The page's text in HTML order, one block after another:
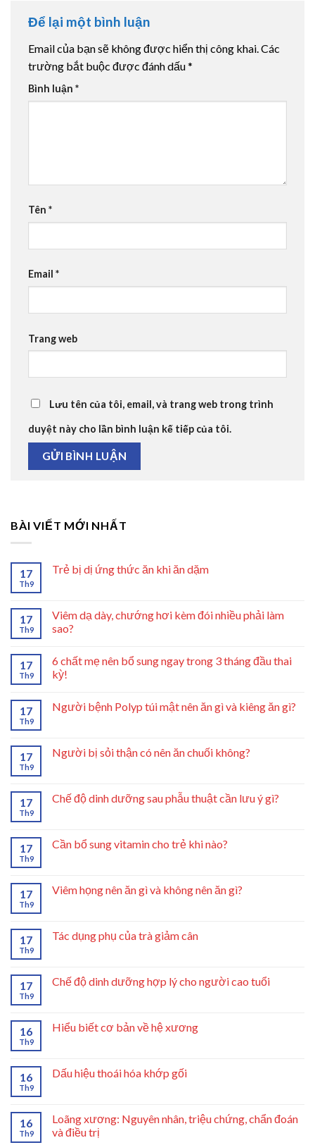
Để lại một bình luận
Email của bạn sẽ không được hiển thị công khai.Các
trường bắt buộc được đánh dấu*
Bình luận *
Tên *
Email *
Trang web
Lưu tên của tôi, email, và trang web trong trình
duyệt này cho lần bình luận kế tiếp của tôi.
BÀI VIẾT MỚI NHẤT
17
Th9
Trẻ bị dị ứng thức ăn khi ăn dặm
17
Th9
Viêm dạ dày, chướng hơi kèm đói nhiều phải làm
sao?
17
Th9
6 chất mẹ nên bổ sung ngay trong 3 tháng đầu thai
kỳ!
17
Th9
Người bệnh Polyp túi mật nên ăn gì và kiêng ăn gì?
17
Th9
Người bị sỏi thận có nên ăn chuối không?
17
Th9
Chế độ dinh dưỡng sau phẫu thuật cần lưu ý gì?
17
Th9
Cần bổ sung vitamin cho trẻ khi nào?
17
Th9
Viêm họng nên ăn gì và không nên ăn gì?
17
Th9
Tác dụng phụ của trà giảm cân
17
Th9
Chế độ dinh dưỡng hợp lý cho người cao tuổi
16
Th9
Hiểu biết cơ bản về hệ xương
16
Th9
Dấu hiệu thoái hóa khớp gối
16
Th9
Loãng xương: Nguyên nhân, triệu chứng, chẩn đoán
và điều trị